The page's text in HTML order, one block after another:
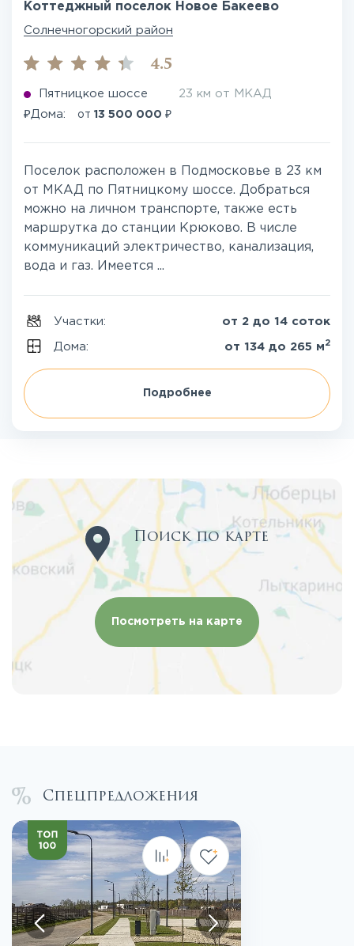
Коттеджный поселок Новое Бакеево
Солнечногорский район
4.5
Пятницкое шоссе 23 км от МКАД
₽Дома: от 13 500 000 ₽
Поселок расположен в Подмосковье в 23 км
от МКАД по Пятницкому шоссе. Добраться
можно на личном транспорте, также есть
маршрутка до станции Крюково. В числе
коммуникаций электричество, канализация,
вода и газ. Имеется ...
Участки: от 2 до 14 соток
Дома: от 134 до 265 м 2
Подробнее
Поиск по карте
Посмотреть на карте
Спецпредложения